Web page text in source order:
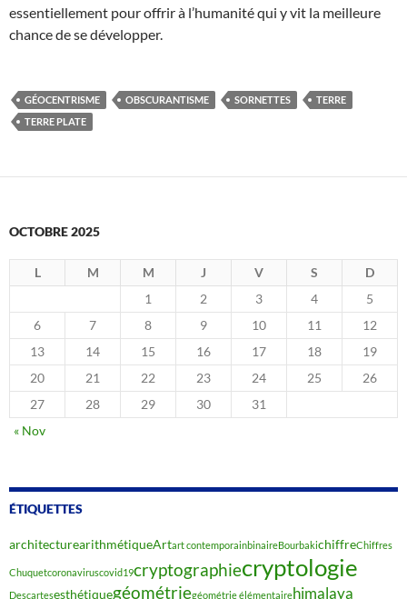
essentiellement pour offrir à l’humanité qui y vit la meilleure
chance de se développer.
GÉOCENTRISME OBSCURANTISME SORNETTES
TERRE
TERRE PLATE
OCTOBRE 2025
L M M J V S
D
1
2 3 4
5
6
7 8 9 10 11
12
13
14 15 16 17 18
19
20
21 22 23 24 25
26
27
28 29 30
31
« Nov
ÉTIQUETTES
architecturearithmétiqueArtart contemporainbinaireBourbakichiffreChiffres
Chuquetcoronaviruscovid19cryptographiecryptologie
Descartesesthétiquegéométriegéométrie élémentairehimalaya